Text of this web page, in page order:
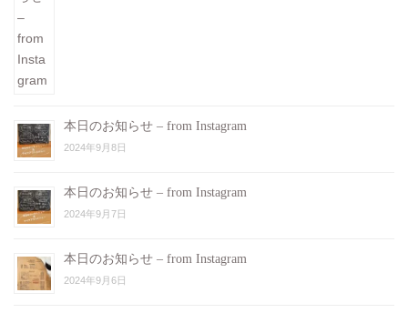
本日のお知らせ – from Instagram
2024年9月8日
本日のお知らせ – from Instagram
2024年9月7日
本日のお知らせ – from Instagram
2024年9月6日